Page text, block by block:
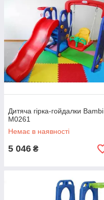
Дитяча гірка-гойдалки Bambi
M0261
Немає в наявності
5 046 ₴